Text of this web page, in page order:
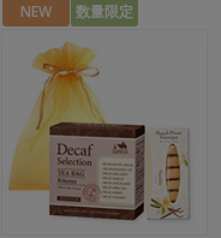
NEW 数量限定